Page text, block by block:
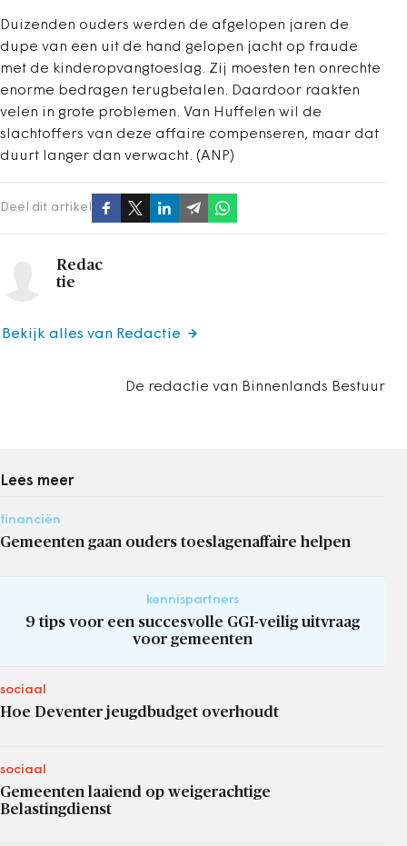
Duizenden ouders werden de afgelopen jaren de
dupe van een uit de hand gelopen jacht op fraude
met de kinderopvangtoeslag. Zij moesten ten onrechte
enorme bedragen terugbetalen. Daardoor raakten
velen in grote problemen. Van Huffelen wil de
slachtoffers van deze affaire compenseren, maar dat
duurt langer dan verwacht. (ANP)
Deel dit artikel
Redac
tie
De redactie van Binnenlands Bestuur
Bekijk alles van Redactie
Lees meer
financiën
Gemeenten gaan ouders toeslagenaffaire helpen
kennispartners
9 tips voor een succesvolle GGI-veilig uitvraag
voor gemeenten
sociaal
Hoe Deventer jeugdbudget overhoudt
sociaal
Gemeenten laaiend op weigerachtige
Belastingdienst